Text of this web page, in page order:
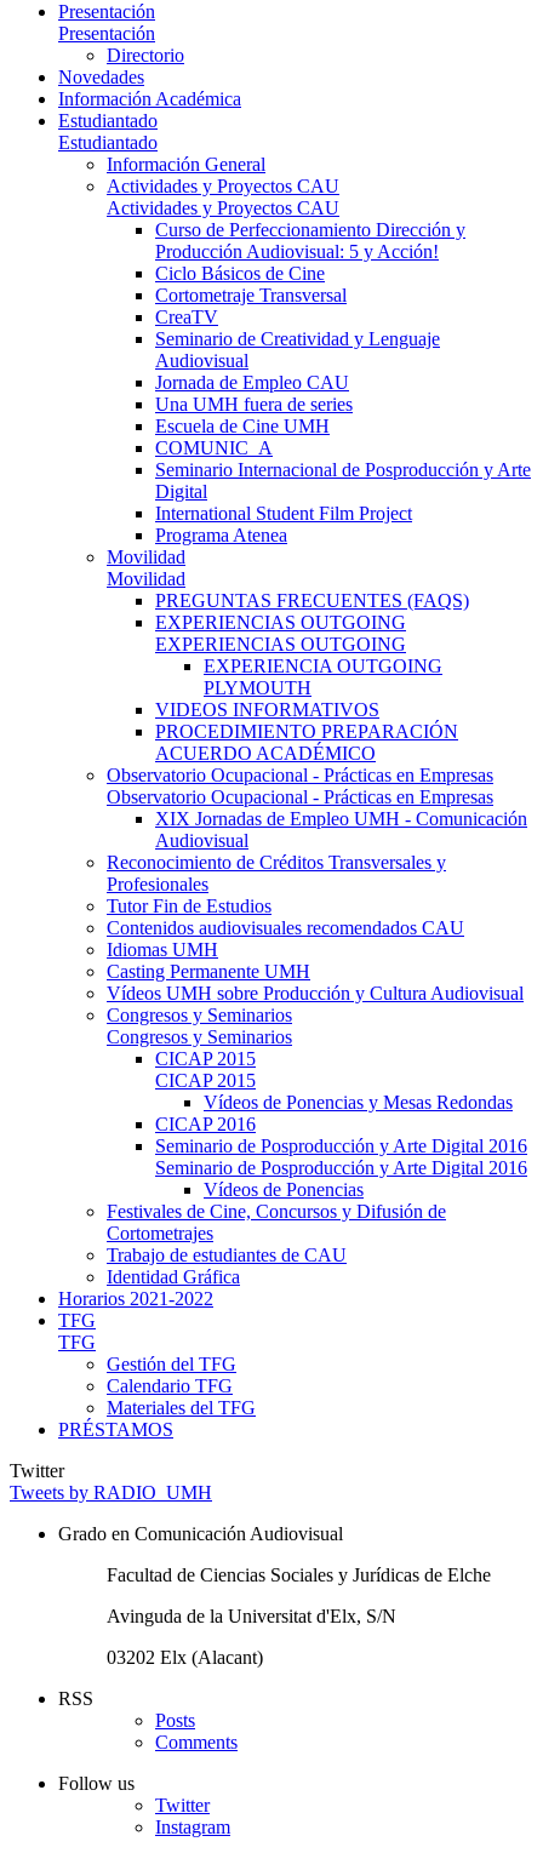
Presentación
Presentación
Directorio
Novedades
Información Académica
Estudiantado
Estudiantado
Información General
Actividades y Proyectos CAU
Actividades y Proyectos CAU
Curso de Perfeccionamiento Dirección y
Producción Audiovisual: 5 y Acción!
Ciclo Básicos de Cine
Cortometraje Transversal
CreaTV
Seminario de Creatividad y Lenguaje
Audiovisual
Jornada de Empleo CAU
Una UMH fuera de series
Escuela de Cine UMH
COMUNIC_A
Seminario Internacional de Posproducción y Arte
Digital
International Student Film Project
Programa Atenea
Movilidad
Movilidad
PREGUNTAS FRECUENTES (FAQS)
EXPERIENCIAS OUTGOING
EXPERIENCIAS OUTGOING
EXPERIENCIA OUTGOING
PLYMOUTH
VIDEOS INFORMATIVOS
PROCEDIMIENTO PREPARACIÓN
ACUERDO ACADÉMICO
Observatorio Ocupacional - Prácticas en Empresas
Observatorio Ocupacional - Prácticas en Empresas
XIX Jornadas de Empleo UMH - Comunicación
Audiovisual
Reconocimiento de Créditos Transversales y
Profesionales
Tutor Fin de Estudios
Contenidos audiovisuales recomendados CAU
Idiomas UMH
Casting Permanente UMH
Vídeos UMH sobre Producción y Cultura Audiovisual
Congresos y Seminarios
Congresos y Seminarios
CICAP 2015
CICAP 2015
Vídeos de Ponencias y Mesas Redondas
CICAP 2016
Seminario de Posproducción y Arte Digital 2016
Seminario de Posproducción y Arte Digital 2016
Vídeos de Ponencias
Festivales de Cine, Concursos y Difusión de
Cortometrajes
Trabajo de estudiantes de CAU
Identidad Gráfica
Horarios 2021-2022
TFG
TFG
Gestión del TFG
Calendario TFG
Materiales del TFG
PRÉSTAMOS
Twitter
Tweets by RADIO_UMH
Grado en Comunicación Audiovisual
Facultad de Ciencias Sociales y Jurídicas de Elche
Avinguda de la Universitat d'Elx, S/N
03202 Elx (Alacant)
RSS
Posts
Comments
Follow us
Twitter
Instagram